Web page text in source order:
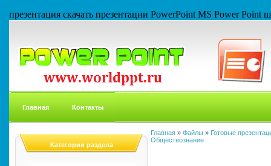
презентация скачать презентации PowerPoint MS Power
Главная Контакты
Категории раздела
Главная » Файлы » Готовые
Обществознание